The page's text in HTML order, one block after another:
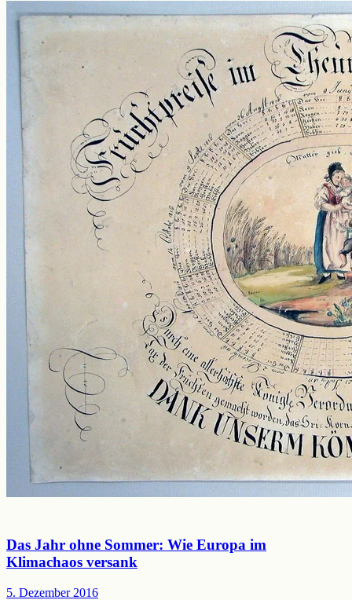
Das Jahr ohne Sommer: Wie Europa im
Klimachaos versank
5. Dezember 2016